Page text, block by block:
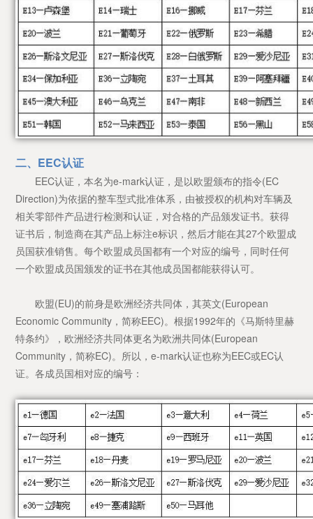
二、EEC认证
EEC认证，本名为e-mark认证，是以欧盟颁布的指令(EC
Direction)为依据的整车型式批准体系，由被授权的机构对车辆及
相关零部件产品进行检测和认证，对合格的产品颁发证书。获得
证书后，制造商在其产品上标注e标识，然后才能在其27个欧盟成
员国获准销售。每个欧盟成员国都有一个对应的编号，同时任何
一个欧盟成员国颁发的证书在其他成员国都能获得认可。
欧盟(EU)的前身是欧洲经济共同体，其英文(European
Economic Community，简称EEC)。根据1992年的《马斯特里赫
特条约》，欧洲经济共同体更名为欧洲共同体(European
Community，简称EC)。所以，e-mark认证也称为EEC或EC认
证。各成员国相对应的编号：